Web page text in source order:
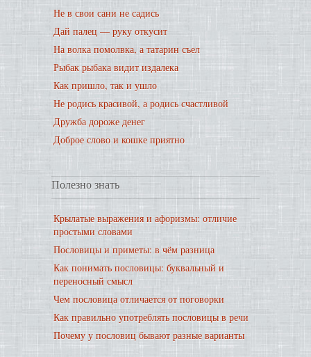
Не в свои сани не садись
Дай палец — руку откусит
На волка помолвка, а татарин съел
Рыбак рыбака видит издалека
Как пришло, так и ушло
Не родись красивой, а родись счастливой
Дружба дороже денег
Доброе слово и кошке приятно
Полезно знать
Крылатые выражения и афоризмы: отличие
простыми словами
Пословицы и приметы: в чём разница
Как понимать пословицы: буквальный и
переносный смысл
Чем пословица отличается от поговорки
Как правильно употреблять пословицы в речи
Почему у пословиц бывают разные варианты